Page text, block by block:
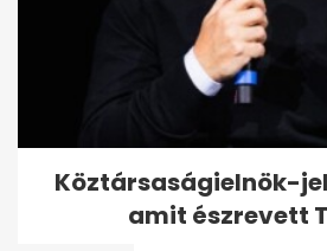
Ember, most
bulvárhíreivel!
és G.w.M...
Köztársaságielnök-
amit észrevett